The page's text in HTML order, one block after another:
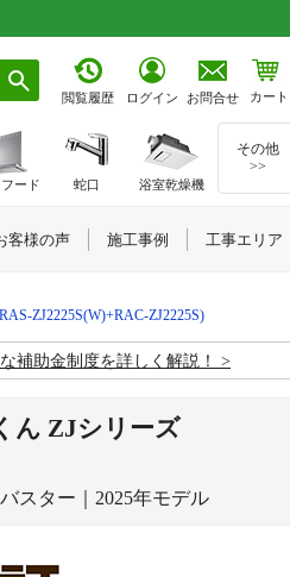
閲覧履歴 ログイン お問合せ カート
ZJ2225S(W)+RAC-ZJ2225S)
補助金制度を詳しく解説！
ん ZJシリーズ
スター｜2025年モデル
ード 蛇口 浴室乾燥機
その他
>>
客様の声 施工事例 工事エリア